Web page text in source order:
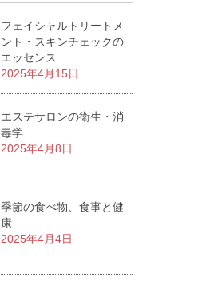
フェイシャルトリートメ
ント・スキンチェックの
エッセンス
2025年4月15日
エステサロンの衛生・消
毒学
2025年4月8日
季節の食べ物、食事と健
康
2025年4月4日